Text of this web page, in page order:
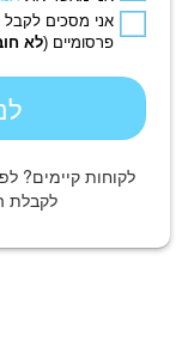
אני מסכים לקבל
פרסומיים (לא
לקוחות קיימים?
לקבלת